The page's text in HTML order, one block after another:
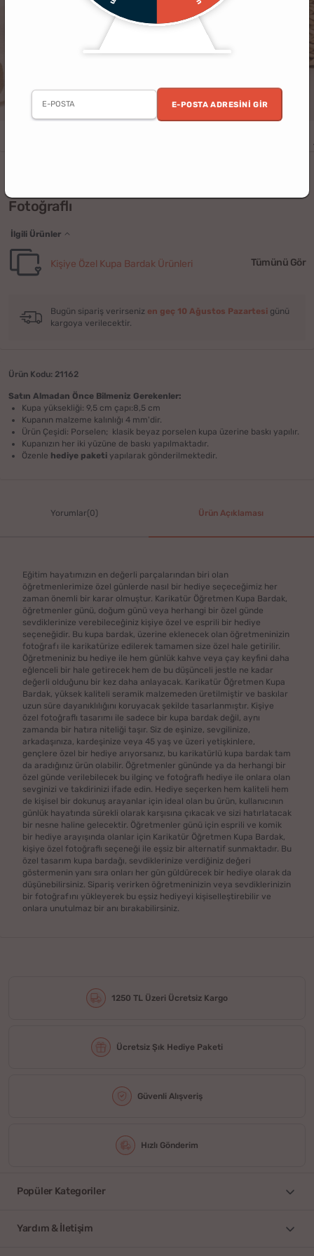
E-POSTA ADRESINI GIR
Fotoğraflı
İlgili Ürünler
Kişiye Özel Kupa Bardak Ürünleri Tümünü Gör
Bugün sipariş verirseniz en geç 10 Ağustos Pazartesi günü
kargoya verilecektir.
Ürün Kodu: 21162
Satın Almadan Önce Bilmeniz Gerekenler:
Kupa yüksekliği: 9,5 cm çapı:8,5 cm
Kupanın malzeme kalınlığı 4 mm'dir.
Ürün Çeşidi: Porselen; klasik beyaz porselen kupa üzerine baskı yapılır.
Kupanızın her iki yüzüne de baskı yapılmaktadır.
Özenle hediye paketi yapılarak gönderilmektedir.
Yorumlar(0) Ürün Açıklaması
Eğitim hayatımızın en değerli parçalarından biri olan
öğretmenlerimize özel günlerde nasıl bir hediye seçeceğimiz her
zaman önemli bir karar olmuştur. Karikatür Öğretmen Kupa Bardak,
öğretmenler günü, doğum günü veya herhangi bir özel günde
sevdiklerinize verebileceğiniz kişiye özel ve esprili bir hediye
seçeneğidir. Bu kupa bardak, üzerine eklenecek olan öğretmeninizin
fotoğrafı ile karikatürize edilerek tamamen size özel hale getirilir.
Öğretmeniniz bu hediye ile hem günlük kahve veya çay keyfini daha
eğlenceli bir hale getirecek hem de bu düşünceli jestle ne kadar
değerli olduğunu bir kez daha anlayacak. Karikatür Öğretmen Kupa
Bardak, yüksek kaliteli seramik malzemeden üretilmiştir ve baskılar
uzun süre dayanıklılığını koruyacak şekilde tasarlanmıştır. Kişiye
özel fotoğraflı tasarımı ile sadece bir kupa bardak değil, aynı
zamanda bir hatıra niteliği taşır. Siz de eşinize, sevgilinize,
arkadaşınıza, kardeşinize veya 45 yaş ve üzeri yetişkinlere,
gençlere özel bir hediye arıyorsanız, bu karikatürlü kupa bardak tam
da aradığınız ürün olabilir. Öğretmenler gününde ya da herhangi bir
özel günde verilebilecek bu ilginç ve fotoğraflı hediye ile onlara olan
sevginizi ve takdirinizi ifade edin. Hediye seçerken hem kaliteli hem
de kişisel bir dokunuş arayanlar için ideal olan bu ürün, kullanıcının
günlük hayatında sürekli olarak karşısına çıkacak ve sizi hatırlatacak
bir nesne haline gelecektir. Öğretmenler günü için esprili ve komik
bir hediye arayışında olanlar için Karikatür Öğretmen Kupa Bardak,
kişiye özel fotoğraflı seçeneği ile eşsiz bir alternatif sunmaktadır. Bu
özel tasarım kupa bardağı, sevdiklerinize verdiğiniz değeri
göstermenin yanı sıra onları her gün güldürecek bir hediye olarak da
düşünebilirsiniz. Sipariş verirken öğretmeninizin veya sevdiklerinizin
bir fotoğrafını yükleyerek bu eşsiz hediyeyi kişiselleştirebilir ve
onlara unutulmaz bir anı bırakabilirsiniz.
1250 TL Üzeri Ücretsiz Kargo
Ücretsiz Şık Hediye Paketi
Güvenli Alışveriş
Hızlı Gönderim
Popüler Kategoriler
Yardım & İletişim